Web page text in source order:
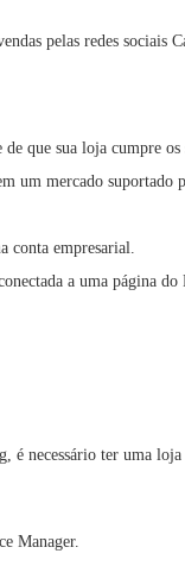
pelas redes sociais
que sua loja cumpre os
um mercado suportado
conta empresarial.
a uma página do
é necessário ter uma
Manager.